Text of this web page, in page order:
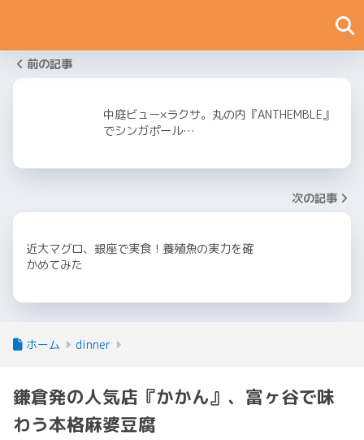
前の記事
中庭ビュー×ラクサ。丸の内『ANTHEMBLE』
でシンガポール…
次の記事
近大マグロ、銀座で実食！養殖魚の実力を確
かめてみた
ホーム dinner
鎌倉発の人気店『かかん』、富ヶ谷で味
わう本格麻婆豆腐